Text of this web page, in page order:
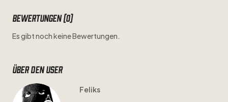
Bewertungen (0)
Es gibt noch keine Bewertungen.
Über den user
Feliks